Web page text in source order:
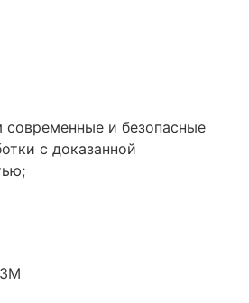
и безопасные
с доказанной